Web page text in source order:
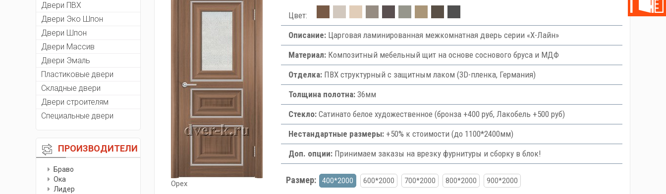
Двери ПВХ
Двери Эко Шпон
Двери Шпон
Двери Массив
Двери Эмаль
Пластиковые двери
Складные двери
Двери строителям
Специальные двери
ПРОИЗВОДИТЕЛИ
Браво
Ока
Лидер
Орех
Цвет:
Описание:Царговая ламинированная межкомнатная дверь серии «Х-Лайн»
Материал:Композитный мебельный щит на основе соснового бруса и МДФ
Отделка:ПВХ структурный с защитным лаком (3D-пленка, Германия)
Толщина полотна:36мм
Стекло:Сатинато белое художественное (бронза +400 руб, Лакобель +500 руб)
Нестандартные размеры:+50% к стоимости (до 1100*2400мм)
Доп. опции:Принимаем заказы на врезку фурнитуры и сборку в блок!
Размер: 400*2000 600*2000 700*2000 800*2000 900*2000